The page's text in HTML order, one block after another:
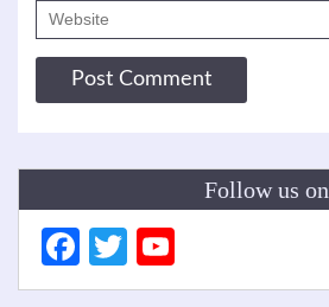
Follow us on
Facebook
Twitter
Channel